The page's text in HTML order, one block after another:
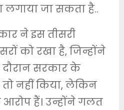
लगाया जा सकता है..
ने इस तीसरी
को रखा है, जिन्होंने
सरकार के
नहीं किया, लेकिन
आरोप हैं। उन्होंने गलत